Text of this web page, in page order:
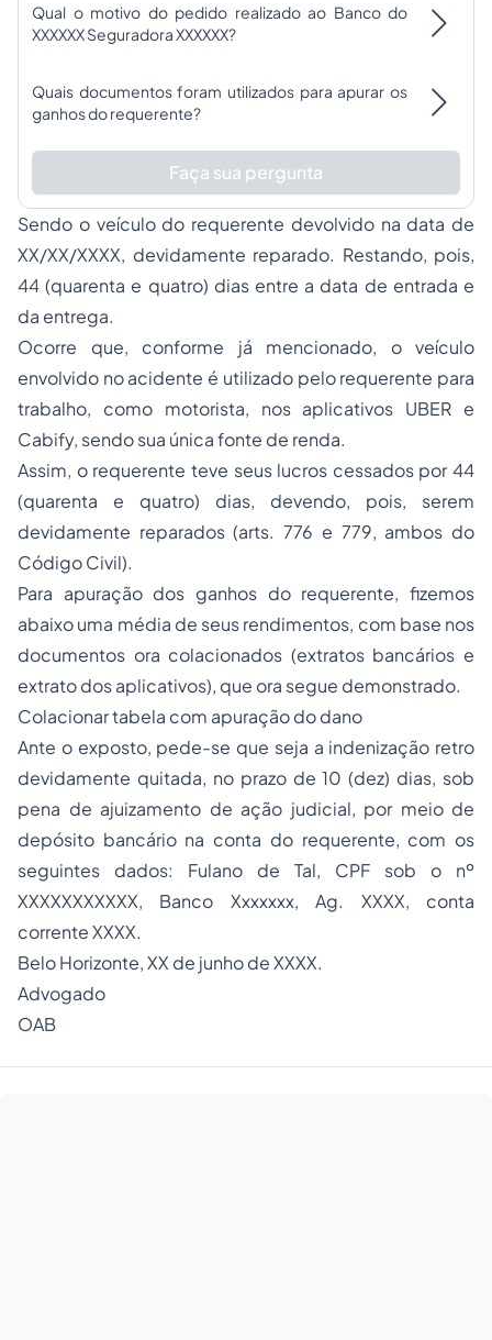
Qual o motivo do pedido realizado ao Banco do
XXXXXX Seguradora XXXXXX?
Quais documentos foram utilizados para apurar os
ganhos do requerente?
Faça sua pergunta
Sendo o veículo do requerente devolvido na data de
XX/XX/XXXX, devidamente reparado. Restando, pois,
44 (quarenta e quatro) dias entre a data de entrada e
da entrega.
Ocorre que, conforme já mencionado, o veículo
envolvido no acidente é utilizado pelo requerente para
trabalho, como motorista, nos aplicativos UBER e
Cabify, sendo sua única fonte de renda.
Assim, o requerente teve seus lucros cessados por 44
(quarenta e quatro) dias, devendo, pois, serem
devidamente reparados (arts. 776 e 779, ambos do
Código Civil).
Para apuração dos ganhos do requerente, fizemos
abaixo uma média de seus rendimentos, com base nos
documentos ora colacionados (extratos bancários e
extrato dos aplicativos), que ora segue demonstrado.
Colacionar tabela com apuração do dano
Ante o exposto, pede-se que seja a indenização retro
devidamente quitada, no prazo de 10 (dez) dias, sob
pena de ajuizamento de ação judicial, por meio de
depósito bancário na conta do requerente, com os
seguintes dados: Fulano de Tal, CPF sob o nº
XXXXXXXXXXX, Banco Xxxxxxx, Ag. XXXX, conta
corrente XXXX.
Belo Horizonte, XX de junho de XXXX.
Advogado
OAB